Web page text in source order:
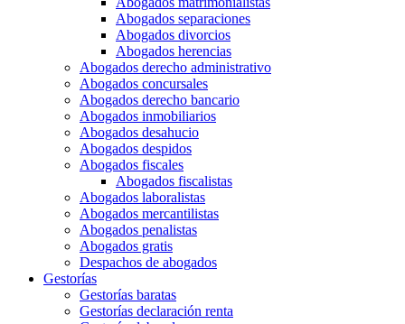
Abogados separaciones
Abogados divorcios
Abogados herencias
Abogados derecho administrativo
Abogados concursales
Abogados derecho bancario
Abogados inmobiliarios
Abogados desahucio
Abogados despidos
Abogados fiscales
Abogados fiscalistas
Abogados laboralistas
Abogados mercantilistas
Abogados penalistas
Abogados gratis
Despachos de abogados
Gestorías
Gestorías baratas
Gestorías declaración renta